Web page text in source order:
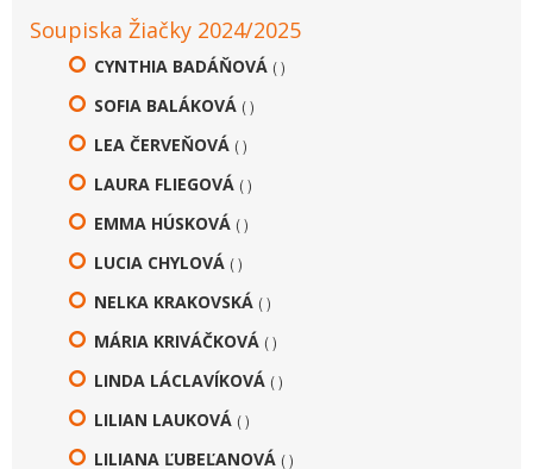
Soupiska Žiačky 2024/2025
CYNTHIA BADÁŇOVÁ ( )
SOFIA BALÁKOVÁ ( )
LEA ČERVEŇOVÁ ( )
LAURA FLIEGOVÁ ( )
EMMA HÚSKOVÁ ( )
LUCIA CHYLOVÁ ( )
NELKA KRAKOVSKÁ ( )
MÁRIA KRIVÁČKOVÁ ( )
LINDA LÁCLAVÍKOVÁ ( )
LILIAN LAUKOVÁ ( )
LILIANA ĽUBEĽANOVÁ ( )